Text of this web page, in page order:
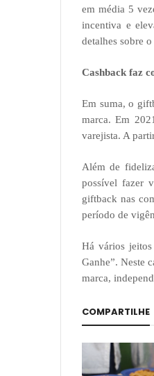
em média 5
incentiva e
detalhes sobre
Cashback faz
Em suma, o
marca. Em
varejista. A
Além de
possível fazer
giftback nas
período de
Há vários
Ganhe”. Neste
marca,
COMPARTILHE